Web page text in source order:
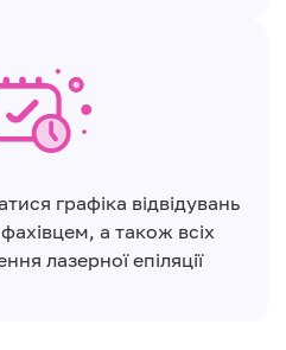
графіка відвідувань
а також всіх
лазерної епіляції